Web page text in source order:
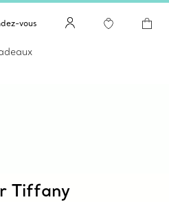
vous
Tiffany